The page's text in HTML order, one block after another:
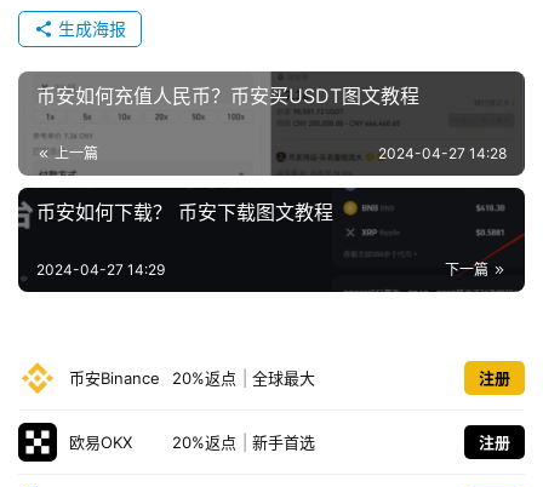
生成海报
币安如何充值人民币？币安买USDT图文教程
上一篇 2024-04-27 14:28
币安如何下载？ 币安下载图文教程
下一篇
2024-04-27 14:29
币安Binance 20%返点 全球最大 注册
欧易OKX 20%返点 新手首选 注册